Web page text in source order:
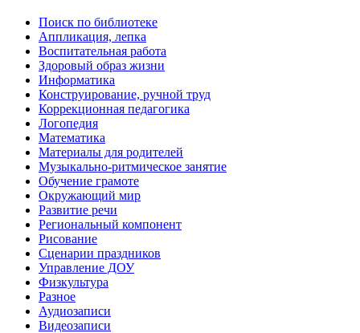
Поиск по библиотеке
Аппликация, лепка
Воспитательная работа
Здоровый образ жизни
Информатика
Конструирование, ручной труд
Коррекционная педагогика
Логопедия
Математика
Материалы для родителей
Музыкально-ритмическое занятие
Обучение грамоте
Окружающий мир
Развитие речи
Региональный компонент
Рисование
Сценарии праздников
Управление ДОУ
Физкультура
Разное
Аудиозаписи
Видеозаписи